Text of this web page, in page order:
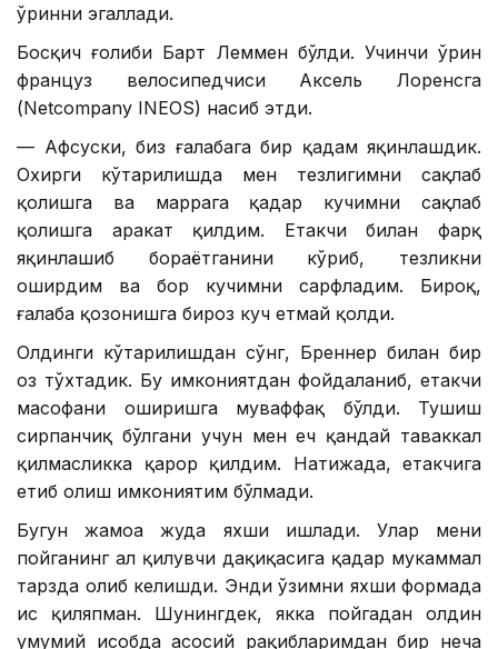
ўринни эгаллади.
Босқич ғолиби Барт Леммен бўлди. Учинчи ўрин
француз велосипедчиси Аксель Лоренсга
(Netcompany INEOS) насиб этди.
— Афсуски, биз ғалабага бир қадам яқинлашдик.
Охирги кўтарилишда мен тезлигимни сақлаб
қолишга ва маррага қадар кучимни сақлаб
қолишга ҳаракат қилдим. Етакчи билан фарқ
яқинлашиб бораётганини кўриб, тезликни
оширдим ва бор кучимни сарфладим. Бироқ,
ғалаба қозонишга бироз куч етмай қолди.
Олдинги кўтарилишдан сўнг, Бреннер билан бир
оз тўхтадик. Бу имкониятдан фойдаланиб, етакчи
масофани оширишга муваффақ бўлди. Тушиш
сирпанчиқ бўлгани учун мен ҳеч қандай таваккал
қилмасликка қарор қилдим. Натижада, етакчига
етиб олиш имкониятим бўлмади.
Бугун жамоа жуда яхши ишлади. Улар мени
пойганинг ҳал қилувчи дақиқасига қадар мукаммал
тарзда олиб келишди. Энди ўзимни яхши формада
ҳис қиляпман. Шунингдек, якка пойгадан олдин
умумий ҳисобда асосий рақибларимдан бир неча